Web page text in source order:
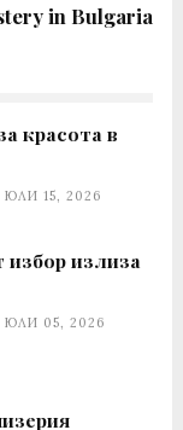
in Bulgaria
красота в
ЮЛИ 15, 2026
излиза
ЮЛИ 05, 2026